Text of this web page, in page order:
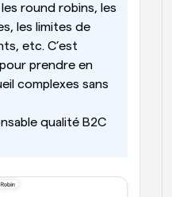
round robins, les
les limites de
etc. C’est
prendre en
complexes sans
qualité B2C